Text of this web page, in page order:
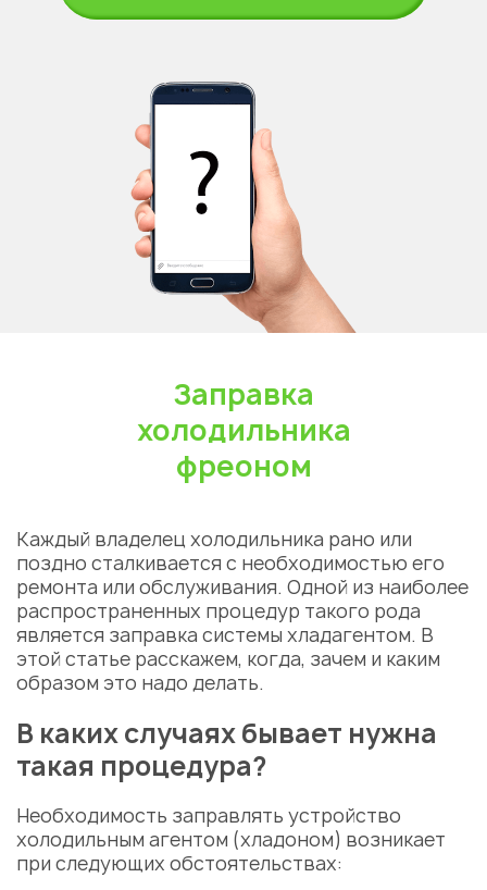
Заправка
холодильника
фреоном
Каждый владелец холодильника рано или
поздно сталкивается с необходимостью его
ремонта или обслуживания. Одной из наиболее
распространенных процедур такого рода
является заправка системы хладагентом. В
этой статье расскажем, когда, зачем и каким
образом это надо делать.
В каких случаях бывает нужна
такая процедура?
Необходимость заправлять устройство
холодильным агентом (хладоном) возникает
при следующих обстоятельствах: